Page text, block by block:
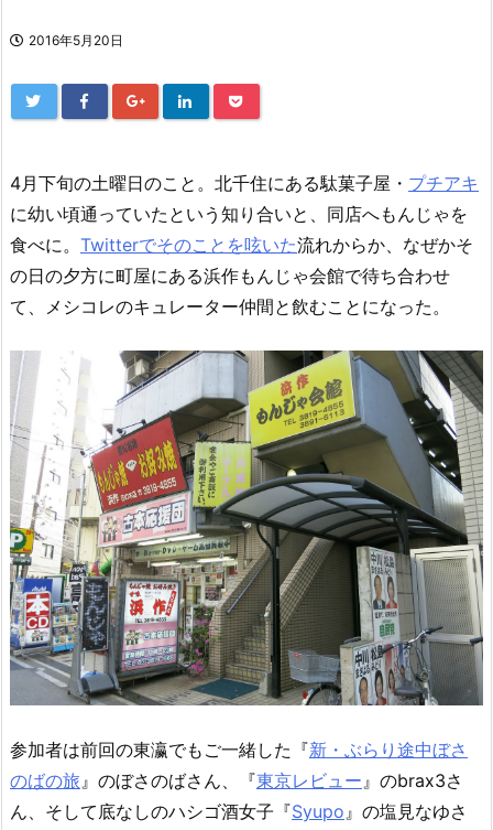
2016年5月20日
4月下旬の土曜日のこと。北千住にある駄菓子屋・ プチアキ
に幼い頃通っていたという知り合いと、同店へもんじゃを
食べに。 Twitterでそのことを呟いた流れからか、なぜかそ
の日の夕方に町屋にある浜作もんじゃ会館で待ち合わせ
て、メシコレのキュレーター仲間と飲むことになった。
参加者は前回の東瀛でもご一緒した『新・ぶらり途中ぼさ
のばの旅』のぼさのばさん、『東京レビュー』のbrax3さ
ん、そして底なしのハシゴ酒女子『Syupo』の塩見なゆさ